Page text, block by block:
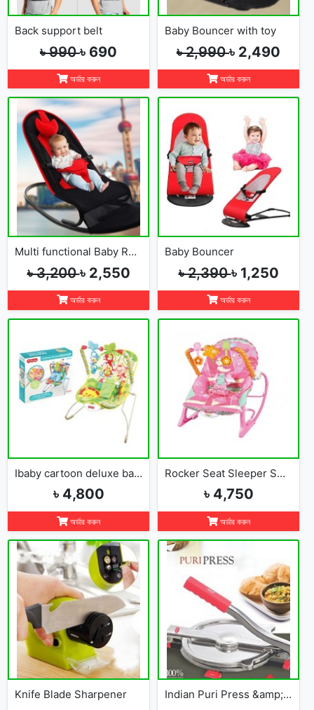
Back support belt
৳ 990৳ 690
অর্ডার করুন
Baby Bouncer with toy
৳ 2,990৳ 2,490
অর্ডার করুন
Multi functional Baby Rocking Chair with Adjustable Angle and Safety Belt
৳ 3,200৳ 2,550
অর্ডার করুন
Baby Bouncer
৳ 2,390৳ 1,250
অর্ডার করুন
Ibaby cartoon deluxe baby bouncer
৳ 4,800
অর্ডার করুন
Rocker Seat Sleeper Swing Bouncer Toy Chair Baby
৳ 4,750
অর্ডার করুন
Knife Blade Sharpener Indian Puri Press &amp; Ruti Maker